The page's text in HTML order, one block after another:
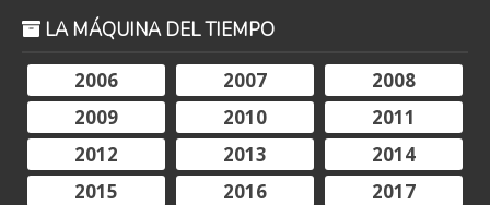
LA MÁQUINA DEL TIEMPO
2006
2007
2008
2009
2010
2011
2012
2013
2014
2015
2016
2017